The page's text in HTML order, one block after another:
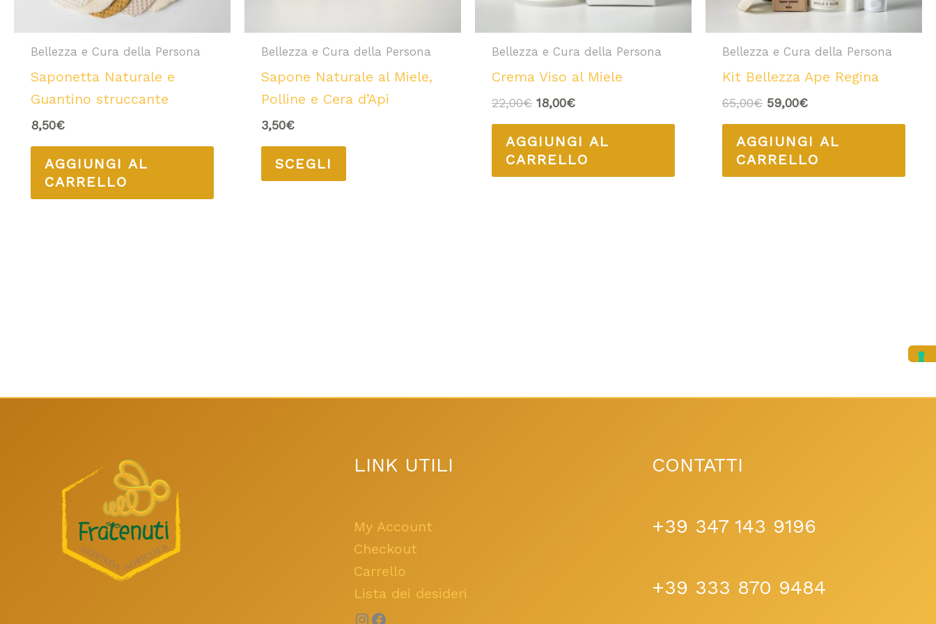
Bellezza e Cura della Persona
Saponetta Naturale e
Guantino struccante
8,50€
AGGIUNGI AL
CARRELLO
Bellezza e Cura della Persona
Sapone Naturale al Miele,
Polline e Cera d’Api
3,50€
SCEGLI
nella
pagina
del
Bellezza e Cura della Persona
Crema Viso al Miele
22,00€ 18,00€
AGGIUNGI AL
CARRELLO
Bellezza e Cura della Persona
Kit Bellezza Ape Regina
65,00€ 59,00€
AGGIUNGI AL
CARRELLO
LINK UTILI
My Account
Checkout
Carrello
Lista dei desideri
CONTATTI
+39 347 143 9196
+39 333 870 9484​